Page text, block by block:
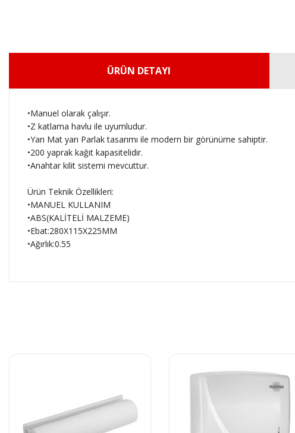
ÜRÜN DETAYI
•Manuel olarak çalışır.
•Z katlama havlu ile uyumludur.
•Yarı Mat yarı Parlak tasarımı ile modern bir görünüme sahiptir.
•200 yaprak kağıt kapasitelidir.
•Anahtar kilit sistemi mevcuttur.
Ürün Teknik Özellikleri:
•MANUEL KULLANIM
•ABS(KALİTELİ MALZEME)
•Ebat:280X115X225MM
•Ağırlık:0.55